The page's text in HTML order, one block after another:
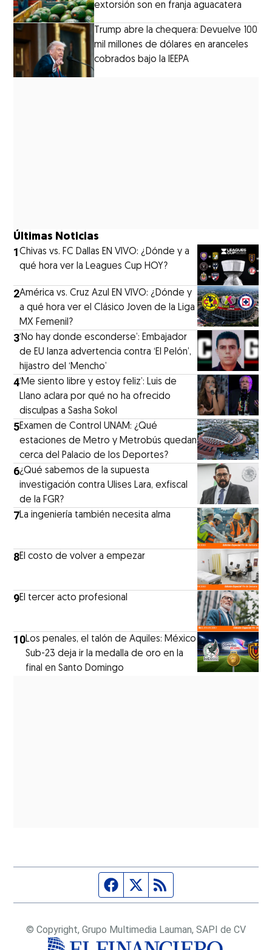
extorsión son en franja aguacatera
Trump abre la chequera: Devuelve 100
mil millones de dólares en aranceles
cobrados bajo la IEEPA
Últimas Noticias
1Chivas vs. FC Dallas EN VIVO: ¿Dónde y a
qué hora ver la Leagues Cup HOY?
2América vs. Cruz Azul EN VIVO: ¿Dónde y
a qué hora ver el Clásico Joven de la Liga
MX Femenil?
3‘No hay donde esconderse’: Embajador
de EU lanza advertencia contra ‘El Pelón’,
hijastro del ‘Mencho’
4‘Me siento libre y estoy feliz’: Luis de
Llano aclara por qué no ha ofrecido
disculpas a Sasha Sokol
5Examen de Control UNAM: ¿Qué
estaciones de Metro y Metrobús quedan
cerca del Palacio de los Deportes?
6¿Qué sabemos de la supuesta
investigación contra Ulises Lara, exfiscal
de la FGR?
7La ingeniería también necesita alma
8El costo de volver a empezar
9El tercer acto profesional
10Los penales, el talón de Aquiles: México
Sub-23 deja ir la medalla de oro en la
final en Santo Domingo
Página de Facebook
Fuente Twitter
© Copyright, Grupo Multimedia Lauman, SAPI de CV